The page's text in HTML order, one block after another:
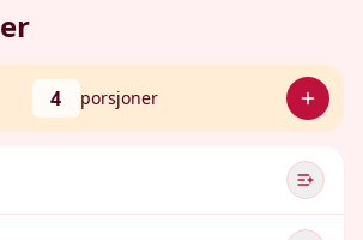
4 porsjoner